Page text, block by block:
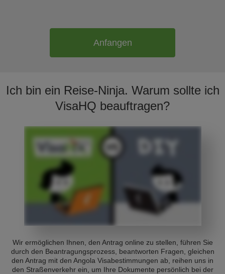
Anfangen
Ich bin ein Reise-Ninja. Warum sollte ich
VisaHQ beauftragen?
Wir ermöglichen Ihnen, den Antrag online zu stellen, führen Sie
durch den Beantragungsprozess, beantworten Fragen, gleichen
den Antrag mit den Angola Visabestimmungen ab, reihen uns in
den Straßenverkehr ein, um Ihre Dokumente persönlich bei der